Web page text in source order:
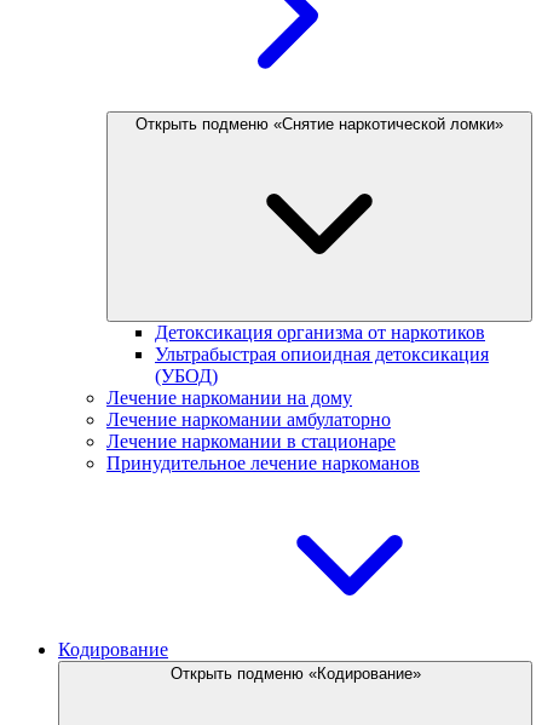
Открыть подменю «Снятие наркотической ломки»
Детоксикация организма от наркотиков
Ультрабыстрая опиоидная детоксикация
(УБОД)
Лечение наркомании на дому
Лечение наркомании амбулаторно
Лечение наркомании в стационаре
Принудительное лечение наркоманов
Кодирование
Открыть подменю «Кодирование»